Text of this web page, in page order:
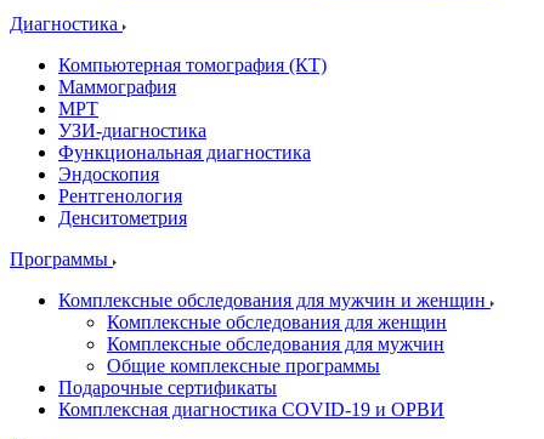
Диагностика
Компьютерная томография (КТ)
Маммография
МРТ
УЗИ-диагностика
Функциональная диагностика
Эндоскопия
Рентгенология
Денситометрия
Программы
Комплексные обследования для мужчин и женщин
Комплексные обследования для женщин
Комплексные обследования для мужчин
Общие комплексные программы
Подарочные сертификаты
Комплексная диагностика COVID-19 и ОРВИ